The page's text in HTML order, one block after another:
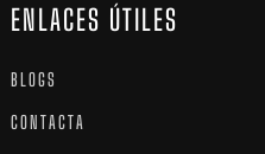
ENLACES ÚTILES
BLOGS
CONTACTA